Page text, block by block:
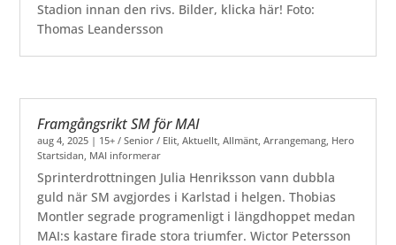
Stadion innan den rivs. Bilder, klicka här! Foto:
Thomas Leandersson
Framgångsrikt SM för MAI
aug 4, 2025 | 15+ / Senior / Elit ,Aktuellt ,Allmänt ,Arrangemang Hero
Startsidan MAI informerar
Sprinterdrottningen Julia Henriksson vann dubbla
guld när SM avgjordes i Karlstad i helgen. Thobias
Montler segrade programenligt i längdhoppet medan
MAI:s kastare firade stora triumfer. Wictor Petersson